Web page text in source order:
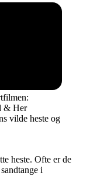
& Her
vilde heste og
heste. Ofte er de
i